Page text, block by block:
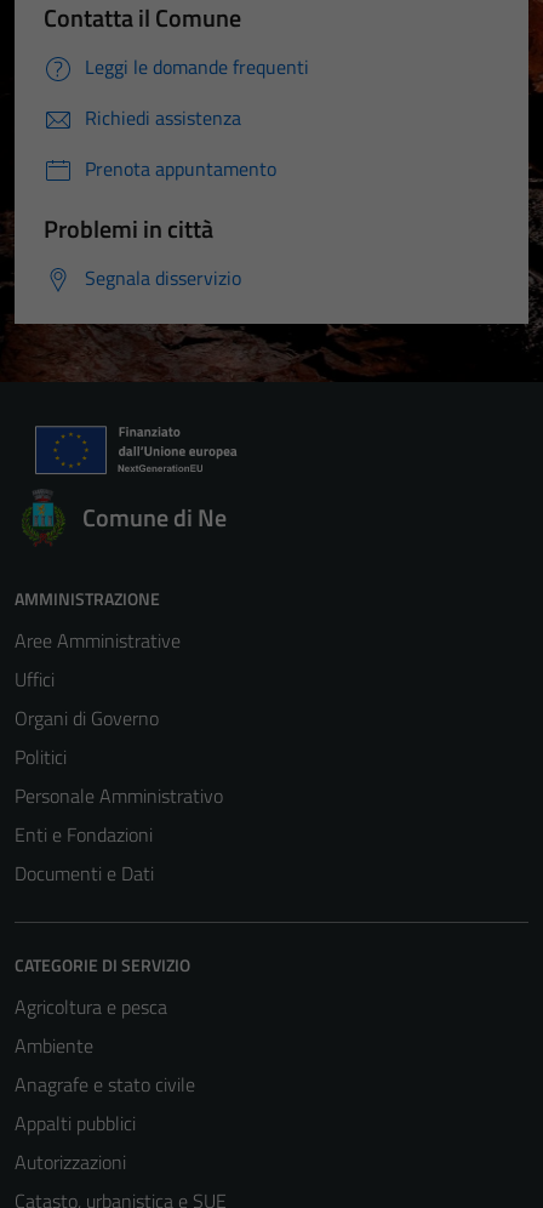
Contatta il Comune
Leggi le domande frequenti
Richiedi assistenza
Prenota appuntamento
Problemi in città
Segnala disservizio
Comune di Ne
AMMINISTRAZIONE
Aree Amministrative
Uffici
Organi di Governo
Politici
Personale Amministrativo
Enti e Fondazioni
Documenti e Dati
CATEGORIE DI SERVIZIO
Agricoltura e pesca
Ambiente
Anagrafe e stato civile
Appalti pubblici
Autorizzazioni
Catasto, urbanistica e SUE